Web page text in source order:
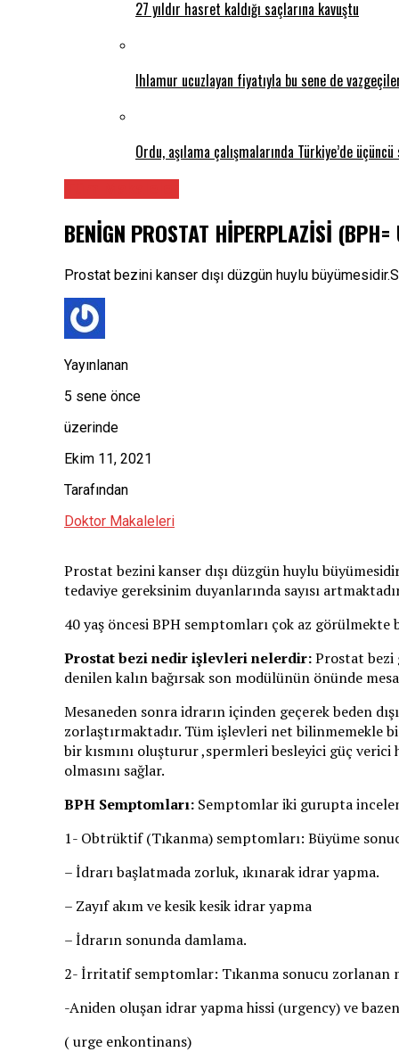
27 yıldır hasret kaldığı saçlarına kavuştu
Ihlamur ucuzlayan fiyatıyla bu sene de
Ordu, aşılama çalışmalarında Türkiye’de
BENİGN PROSTAT HİPERPLAZİSİ
Prostat bezini kanser dışı düzgün huylu
Yayınlanan
5 sene önce
üzerinde
Ekim 11, 2021
Tarafından
Doktor Makaleleri
Prostat bezini kanser dışı düzgün huylu
tedaviye gereksinim duyanlarında sayısı
40 yaş öncesi BPH semptomları çok az görülmekte
Prostat bezi nedir işlevleri nelerdir:Prostat bezi
denilen kalın bağırsak son modülünün önünde
Mesaneden sonra idrarın içinden geçerek beden
zorlaştırmaktadır. Tüm işlevleri net bilinmemekle
bir kısmını oluşturur ,spermleri besleyici güç verici
olmasını sağlar.
BPH Semptomları: Semptomlar iki gurupta
1- Obtrüktif (Tıkanma) semptomları: Büyüme
– İdrarı başlatmada zorluk, ıkınarak idrar yapma.
– Zayıf akım ve kesik kesik idrar yapma
– İdrarın sonunda damlama.
2- İrritatif semptomlar: Tıkanma sonucu zorlanan
-Aniden oluşan idrar yapma hissi (urgency) ve
( urge enkontinans)